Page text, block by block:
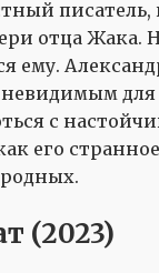
писатель,
отца
ему.
невидимым для
с
его
(2023)